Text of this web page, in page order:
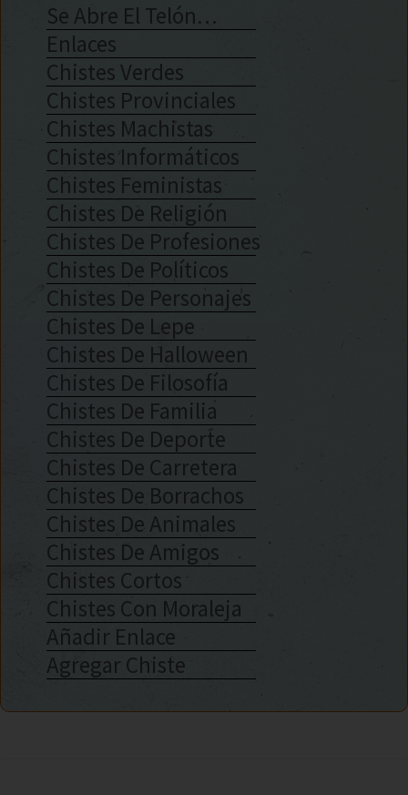
Se Abre El Telón…
Enlaces
Chistes Verdes
Chistes Provinciales
Chistes Machistas
Chistes Informáticos
Chistes Feministas
Chistes De Religión
Chistes De Profesiones
Chistes De Políticos
Chistes De Personajes
Chistes De Lepe
Chistes De Halloween
Chistes De Filosofía
Chistes De Familia
Chistes De Deporte
Chistes De Carretera
Chistes De Borrachos
Chistes De Animales
Chistes De Amigos
Chistes Cortos
Chistes Con Moraleja
Añadir Enlace
Agregar Chiste